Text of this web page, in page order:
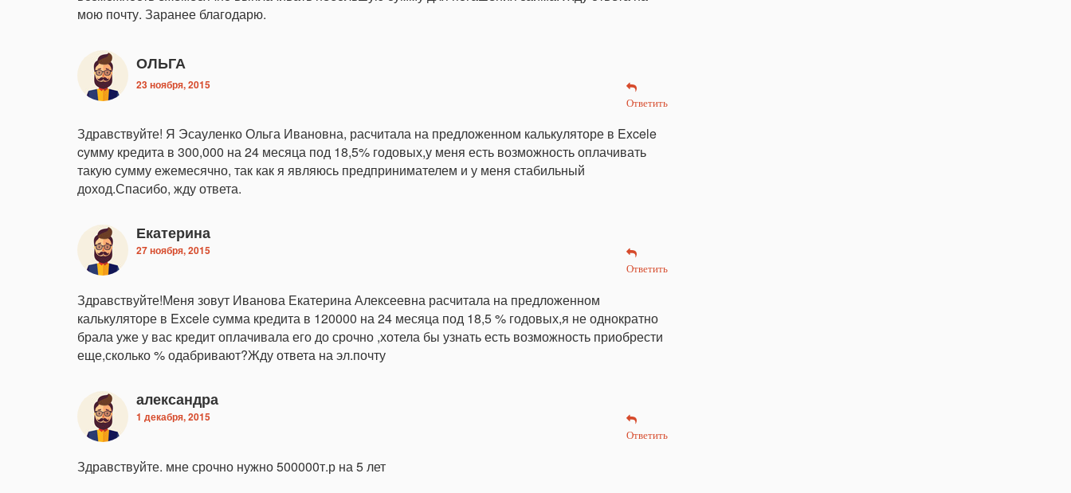
мою почту. Заранее благодарю.
ОЛЬГА
23 ноября, 2015
Ответить
Здравствуйте! Я Эсауленко Ольга Ивановна, расчитала на предложенном калькуляторе в Excele
cумму кредита в 300,000 на 24 месяца под 18,5% годовых,у меня есть возможность оплачивать
такую сумму ежемесячно, так как я являюсь предпринимателем и у меня стабильный
доход.Спасибо, жду ответа.
Екатерина
27 ноября, 2015
Ответить
Здравствуйте!Меня зовут Иванова Екатерина Алексеевна расчитала на предложенном
калькуляторе в Excele cумма кредита в 120000 на 24 месяца под 18,5 % годовых,я не однократно
брала уже у вас кредит оплачивала его до срочно ,хотела бы узнать есть возможность приобрести
еще,сколько % одабривают?Жду ответа на эл.почту
александра
1 декабря, 2015
Ответить
Здравствуйте. мне срочно нужно 500000т.р на 5 лет